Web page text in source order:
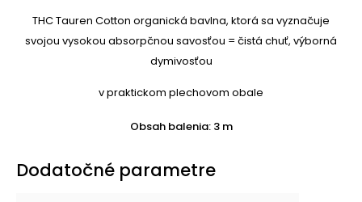
THC Tauren Cotton organická bavlna, ktorá sa vyznačuje
svojou vysokou absorpčnou savosťou = čistá chuť, výborná
dymivosťou
v praktickom plechovom obale
Obsah balenia: 3 m
Dodatočné parametre